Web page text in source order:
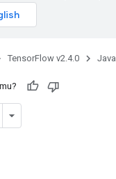
TensorFlow v2.4.0 Java